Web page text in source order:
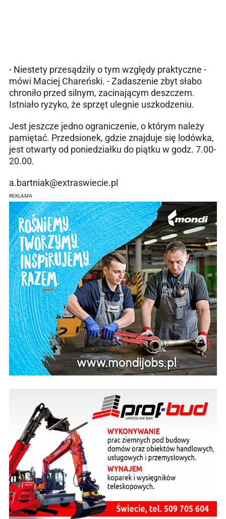
- Niestety przesądziły o tym względy praktyczne -
mówi Maciej Chareński. - Zadaszenie zbyt słabo
chroniło przed silnym, zacinającym deszczem.
Istniało ryzyko, że sprzęt ulegnie uszkodzeniu.
Jest jeszcze jedno ograniczenie, o którym należy
pamiętać. Przedsionek, gdzie znajduje się lodówka,
jest otwarty od poniedziałku do piątku w godz. 7.00-
20.00.
a.bartniak@extraswiecie.pl
REKLAMA